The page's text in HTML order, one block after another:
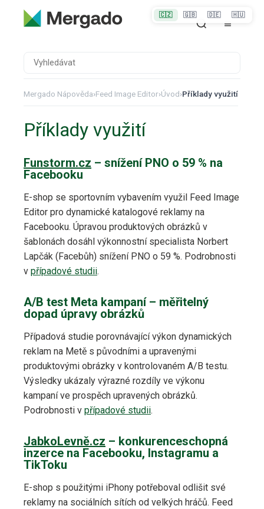
Mergado Nápověda›Feed Image Editor›Úvod›Příklady využití
Příklady využití
Funstorm.cz – snížení PNO o 59 % na
Facebooku
E-shop se sportovním vybavením využil Feed Image
Editor pro dynamické katalogové reklamy na
Facebooku. Úpravou produktových obrázků v
šablonách dosáhl výkonnostní specialista Norbert
Lapčák (Facebůh) snížení PNO o 59 %. Podrobnosti
v případové studii.
A/B test Meta kampaní – měřitelný
dopad úpravy obrázků
Případová studie porovnávající výkon dynamických
reklam na Metě s původními a upravenými
produktovými obrázky v kontrolovaném A/B testu.
Výsledky ukázaly výrazné rozdíly ve výkonu
kampaní ve prospěch upravených obrázků.
Podrobnosti v případové studii.
JabkoLevně.cz – konkurenceschopná
inzerce na Facebooku, Instagramu a
TikToku
E-shop s použitými iPhony potřeboval odlišit své
reklamy na sociálních sítích od velkých hráčů. Feed
🇨🇿 🇬🇧 🇩🇪 🇭🇺